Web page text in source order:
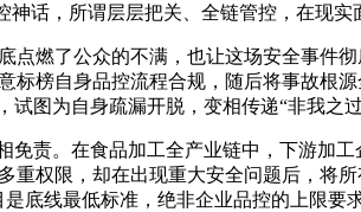
话，所谓层层把关、全链管控，在现实
燃了公众的不满，也让这场安全事件
榜自身品控流程合规，随后将事故根
图为自身疏漏开脱，变相传递“非我之过
责。在食品加工全产业链中，下游加
权限，却在出现重大安全问题后，将
底线最低标准，绝非企业品控的上限